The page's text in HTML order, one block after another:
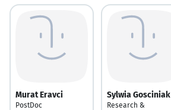
Murat Eravci
PostDoc
Sylwia Gosciniak
Research &